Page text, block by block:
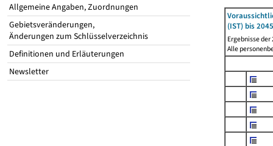
Allgemeine Angaben, Zuordnungen
Gebietsveränderungen,
Änderungen zum Schlüsselverzeichnis
Definitionen und Erläuterungen
Newsletter
(IST) bis
Ergebnisse
Alle